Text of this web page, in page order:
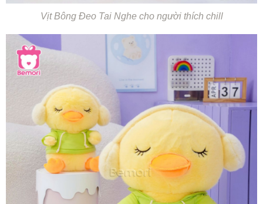
Vịt Bông Đeo Tai Nghe cho người thích chill